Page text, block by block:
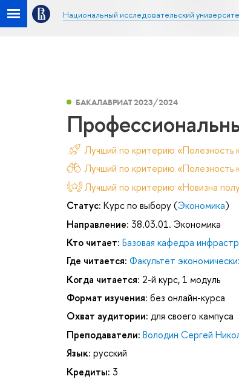
Национальный исследовательский
БАКАЛАВРИАТ 2023/2024
Лучший по критерию «Полезность
Лучший по критерию «Полезность
Лучший по критерию «Новизна
Статус: Курс по выбору (Экономика)
Направление: 38.03.01. Экономика
Кто читает: Базовая кафедра
Где читается: Факультет
Когда читается: 2-й курс, 1 модуль
Формат изучения: без онлайн-курса
Охват аудитории: для своего кампуса
Преподаватели: Володин Сергей
Язык: русский
Кредиты: 3